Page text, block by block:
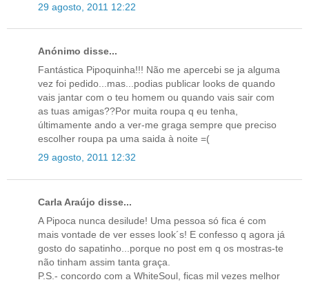
29 agosto, 2011 12:22
Anónimo disse...
Fantástica Pipoquinha!!! Não me apercebi se ja alguma
vez foi pedido...mas...podias publicar looks de quando
vais jantar com o teu homem ou quando vais sair com
as tuas amigas??Por muita roupa q eu tenha,
últimamente ando a ver-me graga sempre que preciso
escolher roupa pa uma saida à noite =(
29 agosto, 2011 12:32
Carla Araújo disse...
A Pipoca nunca desilude! Uma pessoa só fica é com
mais vontade de ver esses look´s! E confesso q agora já
gosto do sapatinho...porque no post em q os mostras-te
não tinham assim tanta graça.
P.S.- concordo com a WhiteSoul, ficas mil vezes melhor